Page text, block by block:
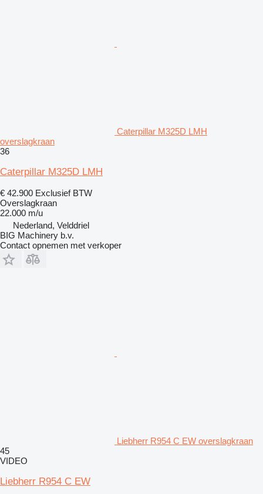
Caterpillar M325D LMH
overslagkraan
36
Caterpillar M325D LMH
€ 42.900 Exclusief BTW
Overslagkraan
22.000 m/u
Nederland, Velddriel
BIG Machinery b.v.
Contact opnemen met verkoper
Liebherr R954 C EW overslagkraan
45
VIDEO
Liebherr R954 C EW